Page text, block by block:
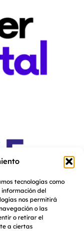
tecnologías como
del
nos permitirá
o las
o retirar el
a ciertas